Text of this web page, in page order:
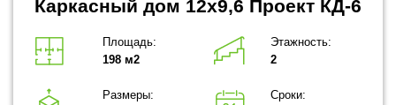
Каркасный дом 12x9,6 Проект КД-6
Площадь:
198 м2
Этажность:
2
Размеры:
Сроки: